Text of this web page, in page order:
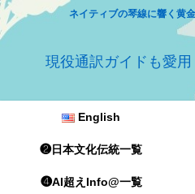
ネイティブの琴線に響く黄
現役通訳ガイドも愛
English
❷日本文化伝統一覧
❹AI超えInfo@一覧